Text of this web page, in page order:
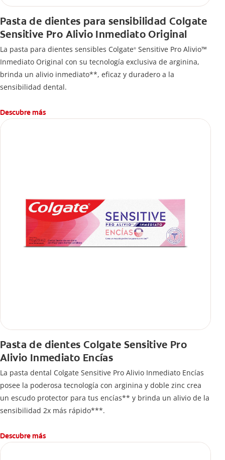
Pasta de dientes para sensibilidad Colgate
Sensitive Pro Alivio Inmediato Original
La pasta para dientes sensibles Colgate® Sensitive Pro Alivio™
Inmediato Original con su tecnología exclusiva de arginina,
brinda un alivio inmediato**, eficaz y duradero a la
sensibilidad dental.
Descubre más
Pasta de dientes Colgate Sensitive Pro
Alivio Inmediato Encías
La pasta dental Colgate Sensitive Pro Alivio Inmediato Encías
posee la poderosa tecnología con arginina y doble zinc crea
un escudo protector para tus encías** y brinda un alivio de la
sensibilidad 2x más rápido***.
Descubre más